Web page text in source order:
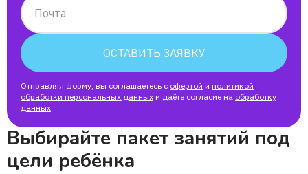
Яна
Vladislavs Serenoks
Наталья Белова
Александр
Анастасия Дорофеева
Почта
ОСТАВИТЬ ЗАЯВКУ
Отправляя форму, вы соглашаетесь с офертой и политикой
обработки персональных данных и даёте согласие на обработку
данных
Выбирайте пакет занятий под
цели ребёнка